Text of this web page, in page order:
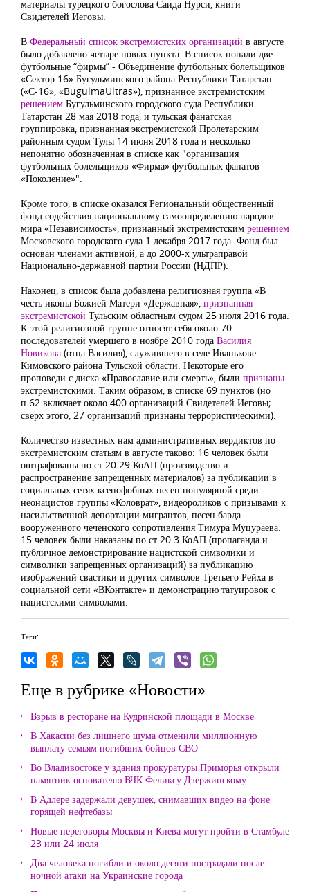
материалы турецкого богослова Саида Нурси, книги
Свидетелей Иеговы.
В Федеральный список экстремистских организаций в августе
было добавлено четыре новых пункта. В список попали две
футбольные “фирмы” - Объединение футбольных болельщиков
«Сектор 16» Бугульминского района Республики Татарстан
(«С-16», «BugulmaUltras»), признанное экстремистским
решением Бугульминского городского суда Республики
Татарстан 28 мая 2018 года, и тульская фанатская
группировка, признанная экстремистской Пролетарским
районным судом Тулы 14 июня 2018 года и несколько
непонятно обозначенная в списке как "организация
футбольных болельщиков «Фирма» футбольных фанатов
«Поколение»".
Кроме того, в списке оказался Региональный общественный
фонд содействия национальному самоопределению народов
мира «Независимость», признанный экстремистским решением
Московского городского суда 1 декабря 2017 года. Фонд был
основан членами активной, а до 2000-х ультраправой
Национально-державной партии России (НДПР).
Наконец, в список была добавлена религиозная группа «В
честь иконы Божией Матери «Державная», признанная
экстремистской Тульским областным судом 25 июля 2016 года.
К этой религиозной группе относят себя около 70
последователей умершего в ноябре 2010 года Василия
Новикова (отца Василия), служившего в селе Иванькове
Кимовского района Тульской области. Некоторые его
проповеди с диска «Православие или смерть», были признаны
экстремистскими. Таким образом, в списке 69 пунктов (но
п.62 включает около 400 организаций Свидетелей Иеговы;
сверх этого, 27 организаций признаны террористическими).
Количество известных нам административных вердиктов по
экстремистским статьям в августе таково: 16 человек были
оштрафованы по ст.20.29 КоАП (производство и
распространение запрещенных материалов) за публикации в
социальных сетях ксенофобных песен популярной среди
неонацистов группы «Коловрат», видеороликов с призывами к
насильственной депортации мигрантов, песен барда
вооруженного чеченского сопротивления Тимура Муцураева.
15 человек были наказаны по ст.20.3 КоАП (пропаганда и
публичное демонстрирование нацистской символики и
символики запрещенных организаций) за публикацию
изображений свастики и других символов Третьего Рейха в
социальной сети «ВКонтакте» и демонстрацию татуировок с
нацистскими символами.
Теги:
Еще в рубрике «Новости»
Взрыв в ресторане на Кудринской площади в Москве
В Хакасии без лишнего шума отменили миллионную
выплату семьям погибших бойцов СВО
Во Владивостоке у здания прокуратуры Приморья открыли
памятник основателю ВЧК Феликсу Дзержинскому
В Адлере задержали девушек, снимавших видео на фоне
горящей нефтебазы
Новые переговоры Москвы и Киева могут пройти в Стамбуле
23 или 24 июля
Два человека погибли и около десяти пострадали после
ночной атаки на Украинские города